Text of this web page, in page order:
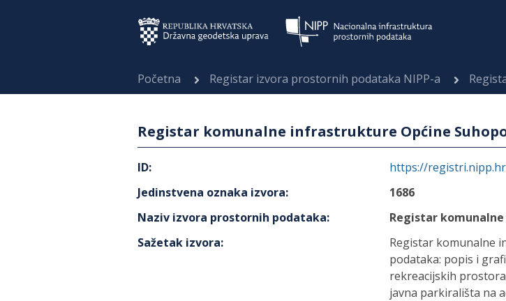
Početna Registar izvora prostornih podataka NIPP-a
Registar komunalne infrastrukture Općine
ID:
https://
Jedinstvena oznaka izvora:
1686
Naziv izvora prostornih podataka:
Registar
Sažetak izvora:
Registar komunalne
podataka: popis i
rekreacijskih
javna parkirališta na